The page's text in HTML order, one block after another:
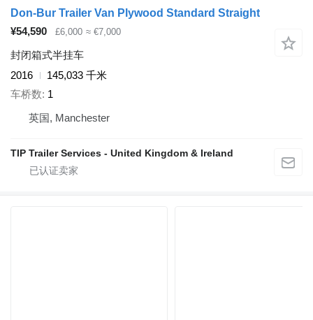
Don-Bur Trailer Van Plywood Standard Straight
¥54,590
£6,000 ≈ €7,000
封闭箱式半挂车
2016
145,033 千米
车桥数 1
英国, Manchester
TIP Trailer Services - United Kingdom & Ireland